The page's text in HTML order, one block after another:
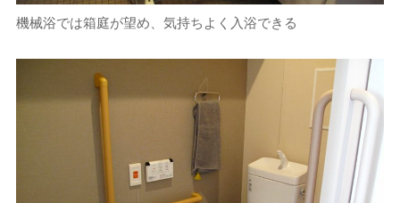
機械浴では箱庭が望め、気持ちよく入浴できる